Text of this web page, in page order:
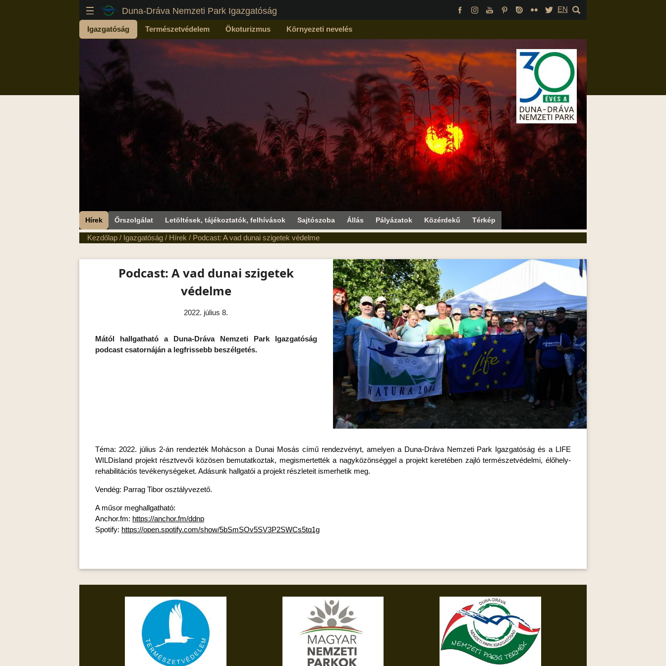
Duna-Dráva Nemzeti Park Igazgatóság EN
Igazgatóság Természetvédelem Ökoturizmus Környezeti nevelés
Hírek Őrszolgálat Letöltések, tájékoztatók, felhívások Sajtószoba Állás Pályázatok Közérdekű Térkép
Kezdőlap / Igazgatóság / Hírek / Podcast: A vad dunai szigetek védelme
Podcast: A vad dunai szigetek
védelme
2022. július 8.
Mától hallgatható a Duna-Dráva Nemzeti Park Igazgatóság
podcast csatornáján a legfrissebb beszélgetés.
Téma: 2022. július 2-án rendezték Mohácson a Dunai Mosás című rendezvényt, amelyen a Duna-Dráva Nemzeti Park Igazgatóság és a LIFE
WILDisland projekt résztvevői közösen bemutatkoztak, megismertették a nagyközönséggel a projekt keretében zajló természetvédelmi, élőhely-
rehabilitációs tevékenységeket. Adásunk hallgatói a projekt részleteit ismerhetik meg.
Vendég: Parrag Tibor osztályvezető.
A műsor meghallgatható:
Anchor.fm: https://anchor.fm/ddnp
Spotify: https://open.spotify.com/show/5bSmSOv5SV3P2SWCs5tq1g